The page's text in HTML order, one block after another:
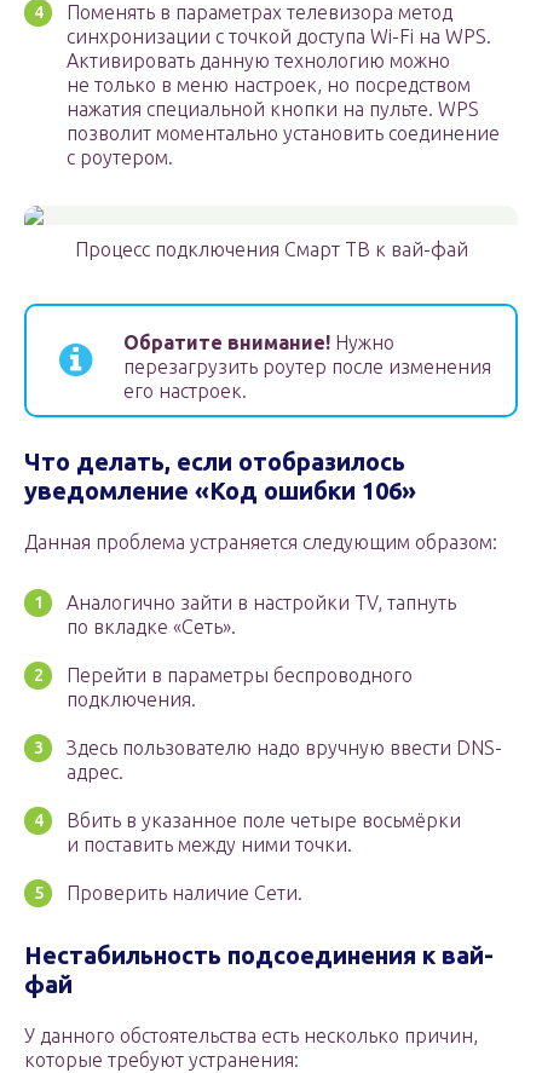
Поменять в параметрах телевизора метод
синхронизации с точкой доступа Wi-Fi на WPS.
Активировать данную технологию можно
не только в меню настроек, но посредством
нажатия специальной кнопки на пульте. WPS
позволит моментально установить соединение
с роутером.
Процесс подключения Смарт ТВ к вай-фай
Обратите внимание! Нужно
перезагрузить роутер после изменения
его настроек.
Что делать, если отобразилось
уведомление «Код ошибки 106»
Данная проблема устраняется следующим образом:
Аналогично зайти в настройки TV, тапнуть
по вкладке «Сеть».
Перейти в параметры беспроводного
подключения.
Здесь пользователю надо вручную ввести DNS-
адрес.
Вбить в указанное поле четыре восьмёрки
и поставить между ними точки.
Проверить наличие Сети.
Нестабильность подсоединения к вай-
фай
У данного обстоятельства есть несколько причин,
которые требуют устранения: